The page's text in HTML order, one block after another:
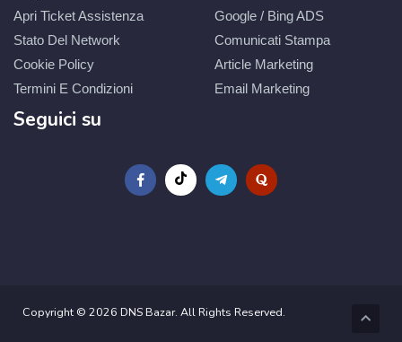
Apri Ticket Assistenza
Stato Del Network
Cookie Policy
Termini E Condizioni
Google / Bing ADS
Comunicati Stampa
Article Marketing
Email Marketing
Seguici su
Copyright © 2026 DNS Bazar. All Rights Reserved.